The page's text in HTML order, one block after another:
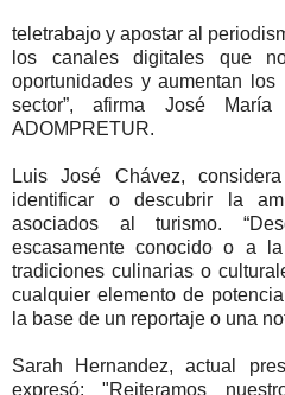
teletrabajo y apostar al
los canales digitales que
oportunidades y aumentan
sector”, afirma José
ADOMPRETUR.
Luis José Chávez,
identificar o descubrir la
asociados al turismo.
escasamente conocido o a
tradiciones culinarias o
cualquier elemento de
la base de un reportaje o una
Sarah Hernandez, actual
expresó: "Reiteramos